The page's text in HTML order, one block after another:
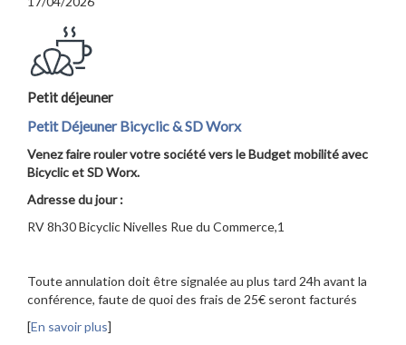
Petit déjeuner
Petit Déjeuner Bicyclic & SD Worx
Venez faire rouler votre société vers le Budget mobilité avec
Bicyclic et SD Worx.
Adresse du jour :
RV 8h30 Bicyclic Nivelles Rue du Commerce,1
Toute annulation doit être signalée au plus tard 24h avant la
conférence, faute de quoi des frais de 25€ seront facturés
[En savoir plus]